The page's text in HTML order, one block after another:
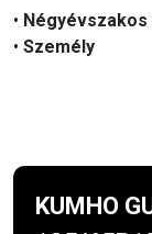
• Négyévszakos
• Személy
KUMHO